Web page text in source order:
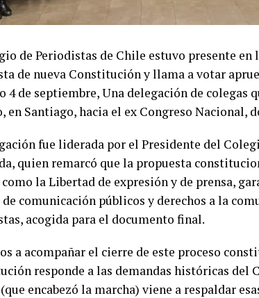
de Periodistas de Chile estuvo presente en
de nueva Constitución y llama a votar
4 de septiembre, Una delegación de colegas
en Santiago, hacia el ex Congreso Nacional,
fue liderada por el Presidente del
quien remarcó que la propuesta
la Libertad de expresión y de prensa,
comunicación públicos y derechos a la
acogida para el documento final.
a acompañar el cierre de este proceso
responde a las demandas históricas del
encabezó la marcha) viene a respaldar